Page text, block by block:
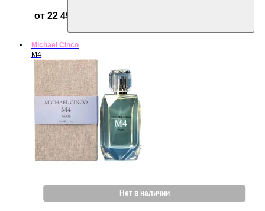
от 22 499 ₽
Michael Cinco
M4
Нет в наличии